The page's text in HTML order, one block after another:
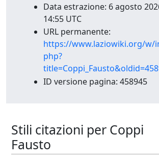
Data estrazione: 6 agosto
14:55 UTC
URL permanente:
https://www.laziowiki.org/w/
php?
ID versione pagina: 458945
Stili citazioni per Coppi
Fausto